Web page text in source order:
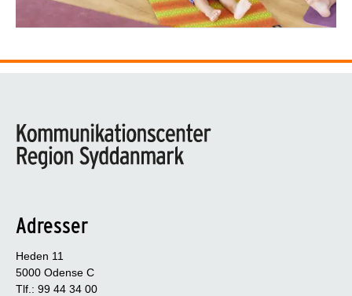
Adresser
Heden 11
5000 Odense C
Tlf.: 99 44 34 00